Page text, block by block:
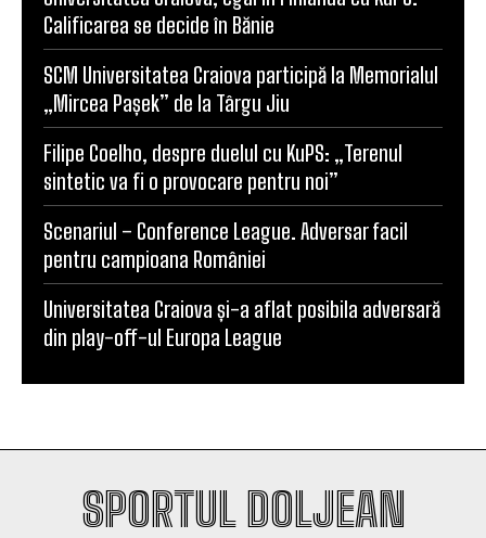
Calificarea se decide în Bănie
SCM Universitatea Craiova participă la Memorialul
„Mircea Pașek” de la Târgu Jiu
Filipe Coelho, despre duelul cu KuPS: „Terenul
sintetic va fi o provocare pentru noi”
Scenariul – Conference League. Adversar facil
pentru campioana României
Universitatea Craiova și-a aflat posibila adversară
din play-off-ul Europa League
SPORTUL DOLJEAN